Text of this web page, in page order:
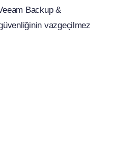
Backup &
vazgeçilmez